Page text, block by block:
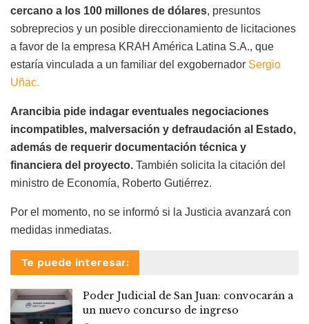
cercano a los 100 millones de dólares, presuntos
sobreprecios y un posible direccionamiento de licitaciones
a favor de la empresa KRAH América Latina S.A., que
estaría vinculada a un familiar del exgobernador Sergio
Uñac.
Arancibia pide indagar eventuales negociaciones
incompatibles, malversación y defraudación al Estado,
además de requerir documentación técnica y
financiera del proyecto. También solicita la citación del
ministro de Economía, Roberto Gutiérrez.
Por el momento, no se informó si la Justicia avanzará con
medidas inmediatas.
Te puede interesar:
Poder Judicial de San Juan: convocarán a
un nuevo concurso de ingreso